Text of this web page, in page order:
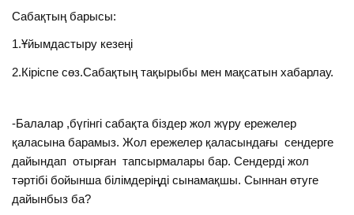
Сабақтың барысы:
1.Ұйымдастыру кезеңі
2.Кіріспе сөз.Сабақтың тақырыбы мен мақсатын хабарлау.
-Балалар ,бүгінгі сабақта біздер жол жүру ережелер
қаласына барамыз. Жол ережелер қаласындағы сендерге
дайындап отырған тапсырмалары бар. Сендерді жол
тәртібі бойынша білімдеріңді сынамақшы. Сыннан өтуге
дайынбыз ба?